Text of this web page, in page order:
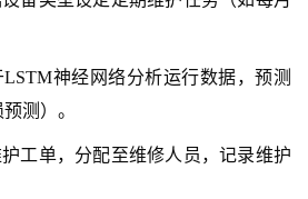
LSTM神经网络分析运行数据，预测
测）。
护工单，分配至维修人员，记录维护